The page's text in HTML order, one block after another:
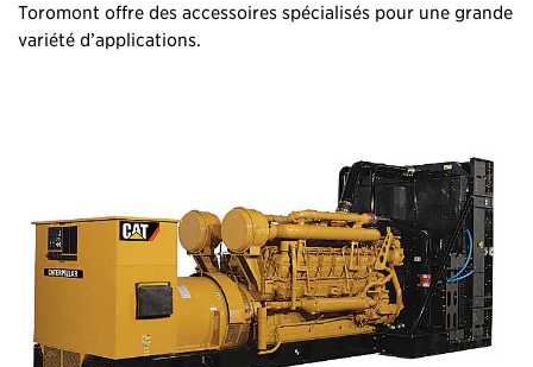
Toromont offre des accessoires spécialisés pour une grande
variété d’applications.